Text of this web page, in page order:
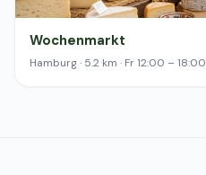
Wochenmarkt
Hamburg · 5.2 km · Fr 12:00 – 18:00